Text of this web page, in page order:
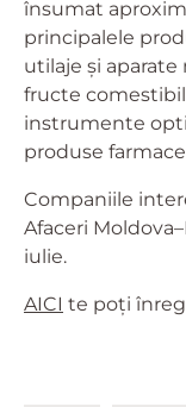
însumat
principalele
utilaje și aparate
fructe
instrumente
produse
Companiile
Afaceri
iulie.
AICI te poți